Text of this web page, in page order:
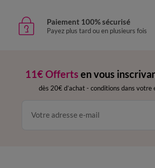
Paiement 100% sécurisé
Payez plus tard ou en plusieurs fois
11€ Offerts en vous
dès 20€ d’achat - conditions dans votre